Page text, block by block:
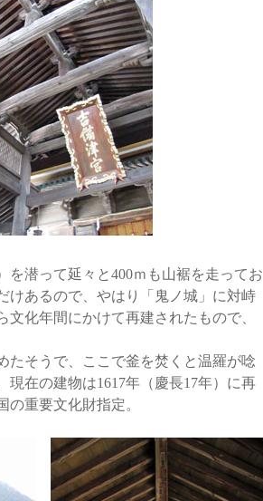
潜って延々と400ｍも山裾を走ってお
けあるので、やはり「鬼ノ城」に対峙
化年間にかけて再建されたもので、
そうで、ここで釜を焚くと温羅が唸
在の建物は1617年（慶長17年）に再
重要文化財指定。